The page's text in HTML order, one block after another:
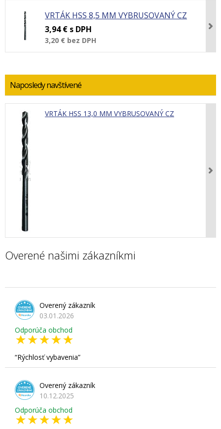
VRTÁK HSS 8,5 MM VYBRUSOVANÝ CZ
3,94 € s DPH
3,20 € bez DPH
Naposledy navštívené
VRTÁK HSS 13,0 MM VYBRUSOVANÝ CZ
Overené našimi zákazníkmi
Overený zákazník
03.01.2026
Odporúča obchod
Rýchlosť vybavenia
Overený zákazník
10.12.2025
Odporúča obchod